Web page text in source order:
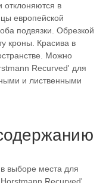
отклоняются в
европейской
подвязки. Обрезкой
кроны. Красива в
Можно
Recurved' для
и лиственными
выборе места для